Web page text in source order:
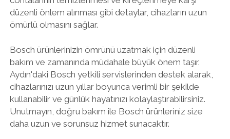
düzenli önlem alınması gibi detaylar, cihazların uzun
ömürlü olmasını sağlar.
Bosch ürünlerinizin ömrünü uzatmak için düzenli
bakım ve zamanında müdahale büyük önem taşır.
Aydın'daki Bosch yetkili servislerinden destek alarak,
cihazlarınızı uzun yıllar boyunca verimli bir şekilde
kullanabilir ve günlük hayatınızı kolaylaştırabilirsiniz.
Unutmayın, doğru bakım ile Bosch ürünleriniz size
daha uzun ve sorunsuz hizmet sunacaktır.